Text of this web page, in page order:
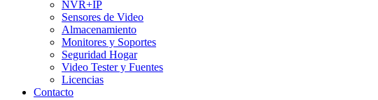
NVR+IP
Sensores de Video
Almacenamiento
Monitores y Soportes
Seguridad Hogar
Video Tester y Fuentes
Licencias
Contacto